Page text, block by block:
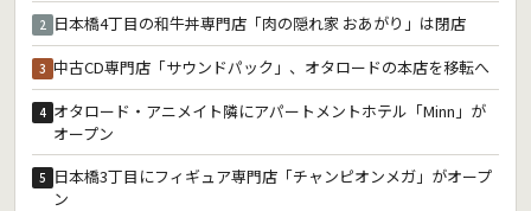
2 日本橋4丁目の和牛丼専門店「肉の隠れ家 おあがり」は閉店
3 中古CD専門店「サウンドパック」、オタロードの本店を移転へ
4 オタロード・アニメイト隣にアパートメントホテル「Minn」が
オープン
5 日本橋3丁目にフィギュア専門店「チャンピオンメガ」がオープ
ン